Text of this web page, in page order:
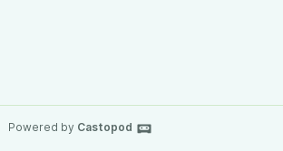
Powered by Castopod